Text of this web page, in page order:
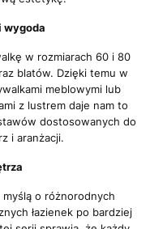
wygoda
w rozmiarach 60 i 80
blatów. Dzięki temu w
meblowymi lub
z lustrem daje nam to
dostosowanych do
i aranżacji.
myślą o różnorodnych
łazienek po bardziej